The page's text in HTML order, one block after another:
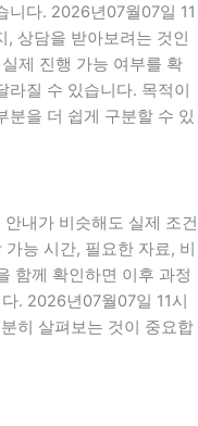
니다. 2026년07월07일 11
상담을 받아보려는 것인
제 진행 가능 여부를 확
라질 수 있습니다. 목적이
분을 더 쉽게 구분할 수 있
내가 비슷해도 실제 조건
능 시간, 필요한 자료, 비
함께 확인하면 이후 과정
. 2026년07월07일 11시
히 살펴보는 것이 중요합